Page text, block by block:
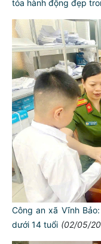
tỏa hành động đẹp
Công an xã Vĩnh
dưới 14 tuổi (02/05/